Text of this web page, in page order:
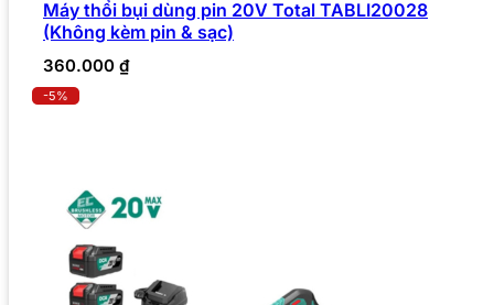
Máy thổi bụi dùng pin 20V Total TABLI20028
(Không kèm pin & sạc)
360.000 ₫
-5%